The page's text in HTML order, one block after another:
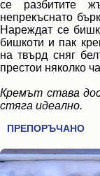
се разбитите
непрекъснато
Нареждат се
бишкоти и пак
на твърд сняг
престои няколко
Кремът става
стяга идеално.